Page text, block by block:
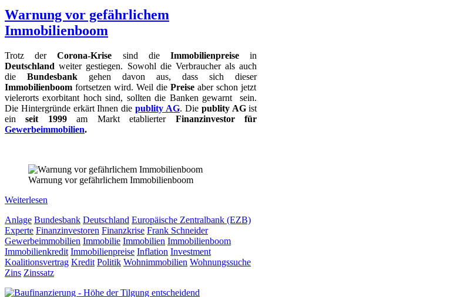
Warnung vor gefährlichem
Immobilienboom
Trotz derCorona-Krise sind dieImmobilienpreise in
Deutschland weiter gestiegen. Sowohl die Verbraucher als auch
dieBundesbank gehen davon aus, dass sich dieser
Immobilienboom fortsetzen wird. Weil diePreise aber schon jetzt
vielerorts exorbitant hoch sind, sollten die Banken gewarnt sein.
Die Hintergründe erkärt Ihnen diepublity AG. Die publity AGist
einseit 1999am Markt etablierter Finanzinvestor für
Gewerbeimmobilien.
Warnung vor gefährlichem Immobilienboom
Weiterlesen
Anlage Bundesbank Deutschland Europäische Zentralbank (EZB)
Experte Finanzinvestoren Finanzkrise Frank Schneider
Gewerbeimmobilien Immobilie Immobilien Immobilienboom
Immobilienkredit Immobilienpreise Inflation Investment
Koalitionsvertrag Kredit Politik Wohnimmobilien Wohnungssuche
Zins Zinssatz